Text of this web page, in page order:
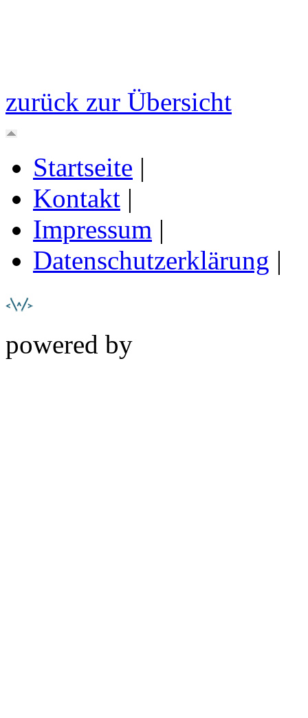
zurück zur Übersicht
Startseite |
Kontakt |
Impressum |
Datenschutzerklärung |
powered by